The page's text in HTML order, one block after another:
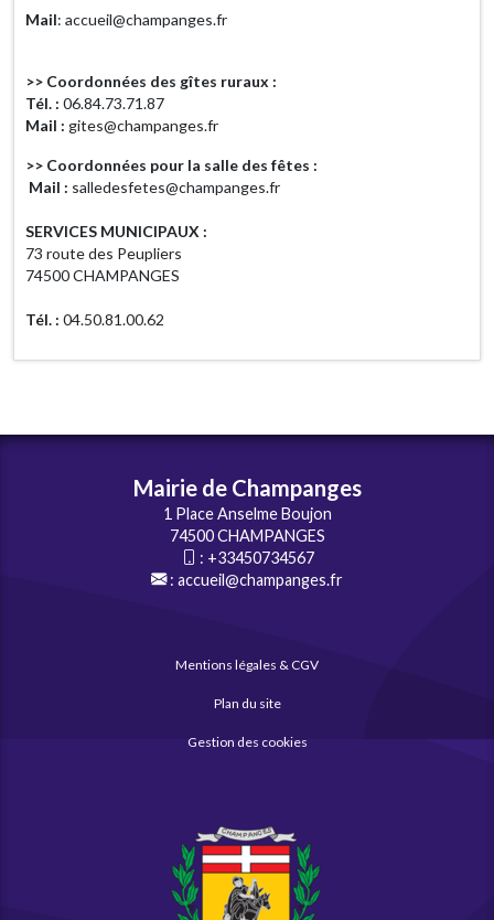
Mail: accueil@champanges.fr
>> Coordonnées des gîtes ruraux :
Tél. : 06.84.73.71.87
Mail : gites@champanges.fr
>> Coordonnées pour la salle des fêtes :
Mail : salledesfetes@champanges.fr
SERVICES MUNICIPAUX :
73 route des Peupliers
74500 CHAMPANGES
Tél. : 04.50.81.00.62
Mairie de Champanges
1 Place Anselme Boujon
74500 CHAMPANGES
: +33450734567
: accueil@champanges.fr
Mentions légales & CGV
Plan du site
Gestion des cookies